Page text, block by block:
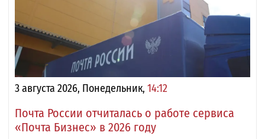
3 августа 2026, Понедельник, 14:12
Почта России отчиталась о работе сервиса
«Почта Бизнес» в 2026 году